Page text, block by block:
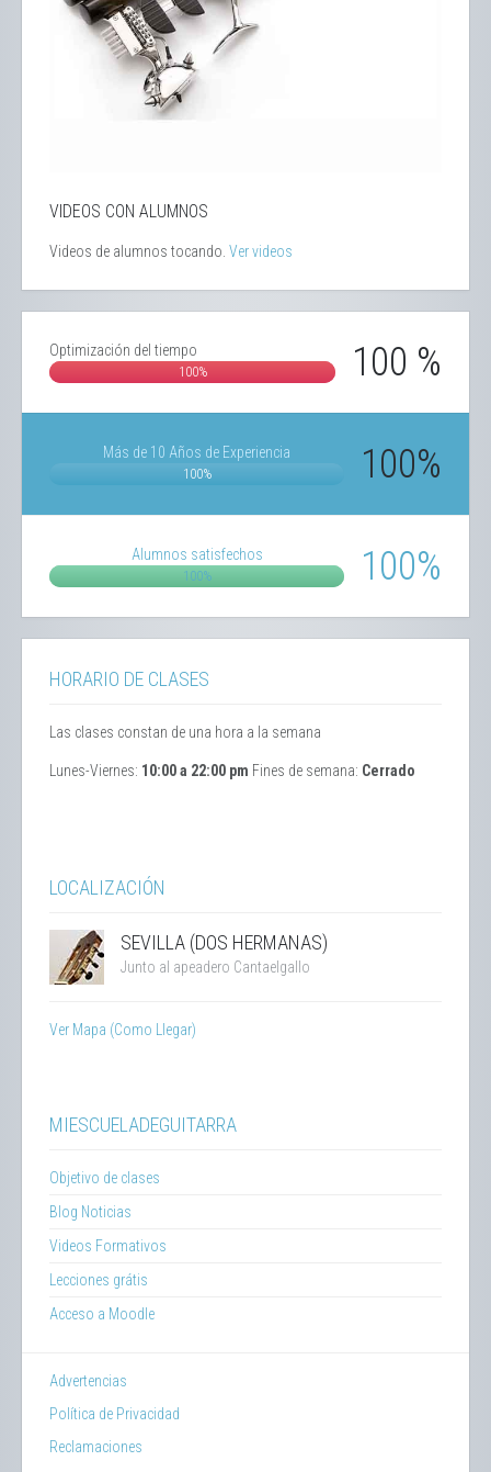
VIDEOS CON ALUMNOS
Videos de alumnos tocando. Ver videos
100 %
Optimización del tiempo
100%
100%
Más de 10 Años de Experiencia
100%
100%
Alumnos satisfechos
100%
HORARIO DE CLASES
Las clases constan de una hora a la semana
Lunes-Viernes: 10:00 a 22:00 pm Fines de semana: Cerrado
LOCALIZACIÓN
SEVILLA (DOS HERMANAS)
Junto al apeadero Cantaelgallo
Ver Mapa (Como Llegar)
MIESCUELADEGUITARRA
Objetivo de clases
Blog Noticias
Videos Formativos
Lecciones grátis
Acceso a Moodle
Advertencias
Política de Privacidad
Reclamaciones